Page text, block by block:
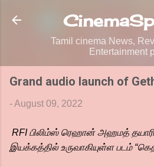
Skip to main
Tamil cinema News,
Entertainment
Grand audio launch of
-August 09, 2022
RFI பிலிம்ஸ் ரெஹான் அஹமத்
இயக்கத்தில் உருவாகியுள்ள படம்